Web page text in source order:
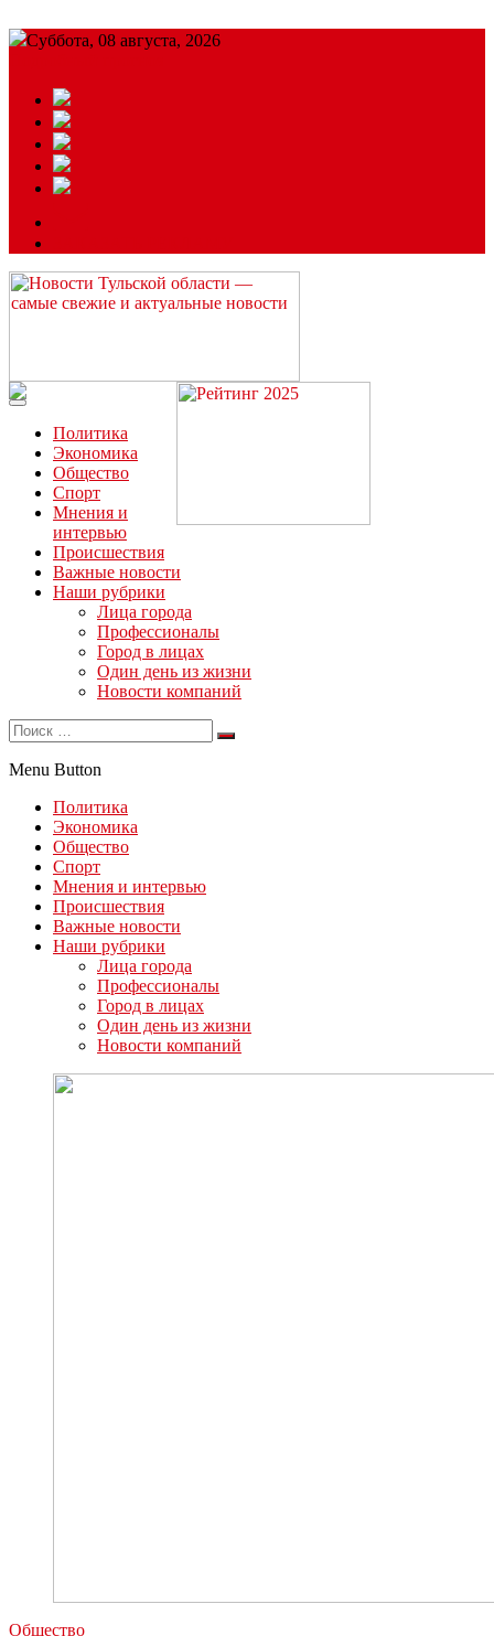
Суббота, 08 августа, 2026
Читайте последние новости дня в Тульской области на сайте
“ЗаНовомосковск”
Политика
Экономика
Общество
Спорт
Мнения и
интервью
Происшествия
Важные новости
Наши рубрики
Лица города
Профессионалы
Город в лицах
Один день из жизни
Новости компаний
Menu Button
Политика
Экономика
Общество
Спорт
Мнения и интервью
Происшествия
Важные новости
Наши рубрики
Лица города
Профессионалы
Город в лицах
Один день из жизни
Новости компаний
Общество